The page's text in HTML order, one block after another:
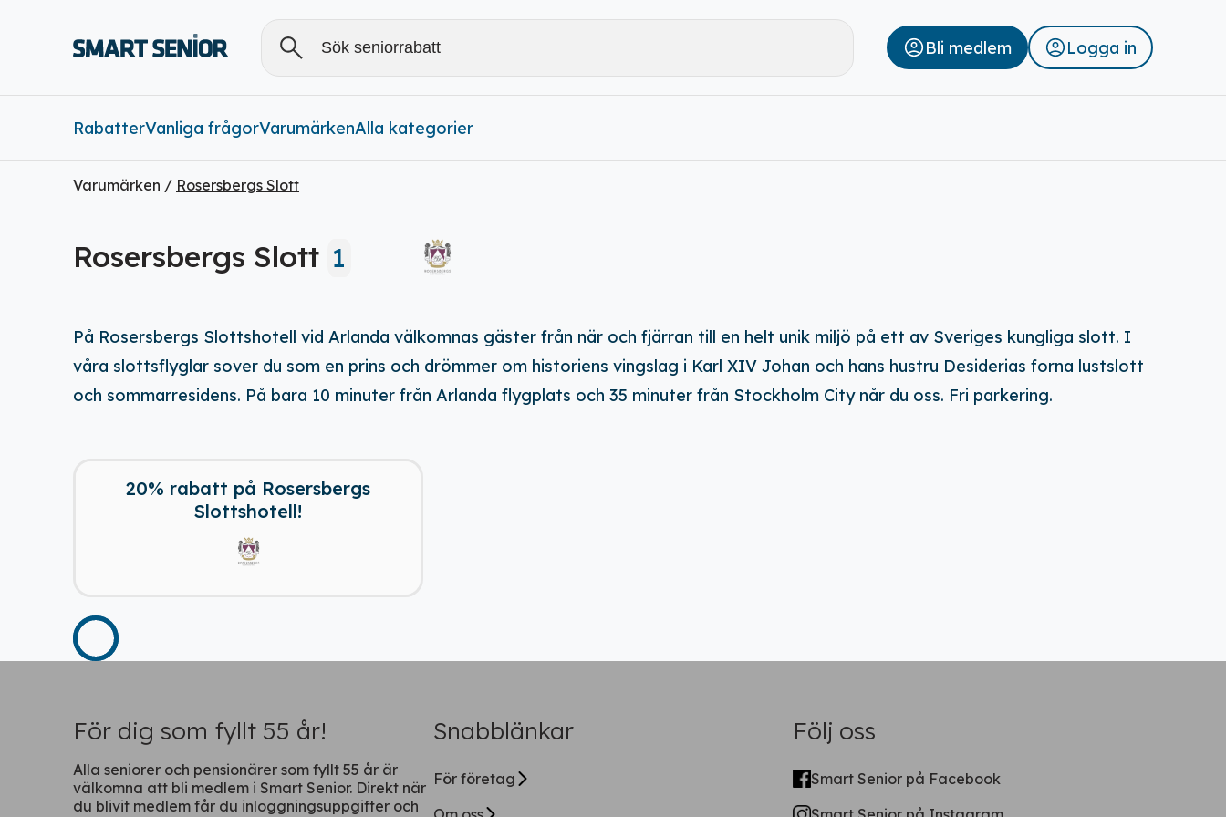
Alla
Rabatter (
Bli medlem Logga in
RabatterVanliga frågorVarumärkenAlla kategorier
Varumärken / Rosersbergs Slott
Rosersbergs Slott 1
På Rosersbergs Slottshotell vid Arlanda välkomnas gäster från när och fjärran till en helt unik miljö på ett av Sveriges kungliga slott. I
våra slottsflyglar sover du som en prins och drömmer om historiens vingslag i Karl XIV Johan och hans hustru Desiderias forna lustslott
och sommarresidens. På bara 10 minuter från Arlanda flygplats och 35 minuter från Stockholm City når du oss. Fri parkering.
20% rabatt på Rosersbergs
Slottshotell!
För dig som fyllt 55 år!
Alla seniorer och pensionärer som fyllt 55 år är
välkomna att bli medlem i Smart Senior. Direkt när
du blivit medlem får du inloggningsuppgifter och
Snabblänkar
För företag
Följ oss
Smart Senior på Facebook